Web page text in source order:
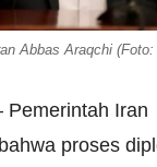
Abbas Araqchi
Pemerintah Iran
proses